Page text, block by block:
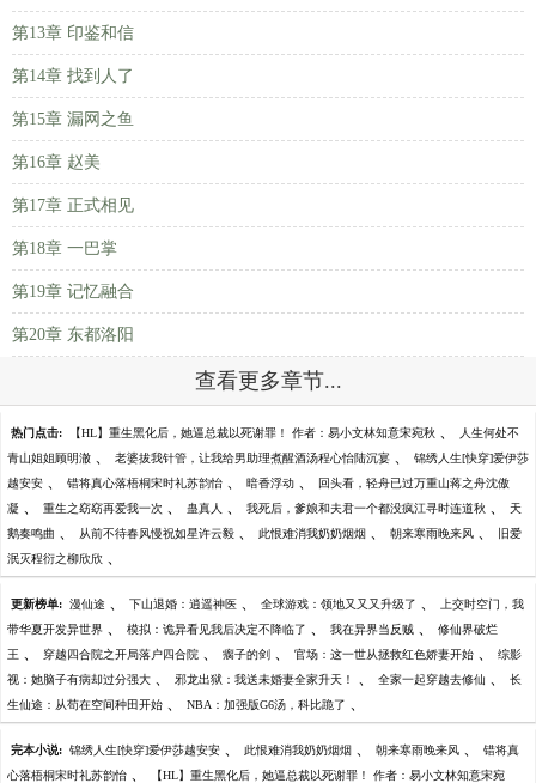
第13章 印鉴和信
第14章 找到人了
第15章 漏网之鱼
第16章 赵美
第17章 正式相见
第18章 一巴掌
第19章 记忆融合
第20章 东都洛阳
查看更多章节...
热门点击: 【HL】重生黑化后，她逼总裁以死谢罪！ 作者：易小文林知意宋宛秋 、 人生何处不
青山姐姐顾明澈 、 老婆拔我针管，让我给男助理煮醒酒汤程心怡陆沉宴 、 锦绣人生[快穿]爱伊莎
越安安 、 错将真心落梧桐宋时礼苏韵怡 、 暗香浮动 、 回头看，轻舟已过万重山蒋之舟沈傲
凝 、 重生之窈窈再爱我一次 、 蛊真人 、 我死后，爹娘和夫君一个都没疯江寻时连道秋 、 天
鹅奏鸣曲 、 从前不待春风慢祝如星许云毅 、 此恨难消我奶奶烟烟 、 朝来寒雨晚来风 、 旧爱
泯灭程衍之柳欣欣 、
更新榜单: 漫仙途 、 下山退婚：逍遥神医 、 全球游戏：领地又又又升级了 、 上交时空门，我
带华夏开发异世界 、 模拟：诡异看见我后决定不降临了 、 我在异界当反贼 、 修仙界破烂
王 、 穿越四合院之开局落户四合院 、 瘸子的剑 、 官场：这一世从拯救红色娇妻开始 、 综影
视：她脑子有病却过分强大 、 邪龙出狱：我送未婚妻全家升天！ 、 全家一起穿越去修仙 、 长
生仙途：从苟在空间种田开始 、 NBA：加强版G6汤，科比跪了 、
完本小说: 锦绣人生[快穿]爱伊莎越安安 、 此恨难消我奶奶烟烟 、 朝来寒雨晚来风 、 错将真
心落梧桐宋时礼苏韵怡 、 【HL】重生黑化后，她逼总裁以死谢罪！ 作者：易小文林知意宋宛